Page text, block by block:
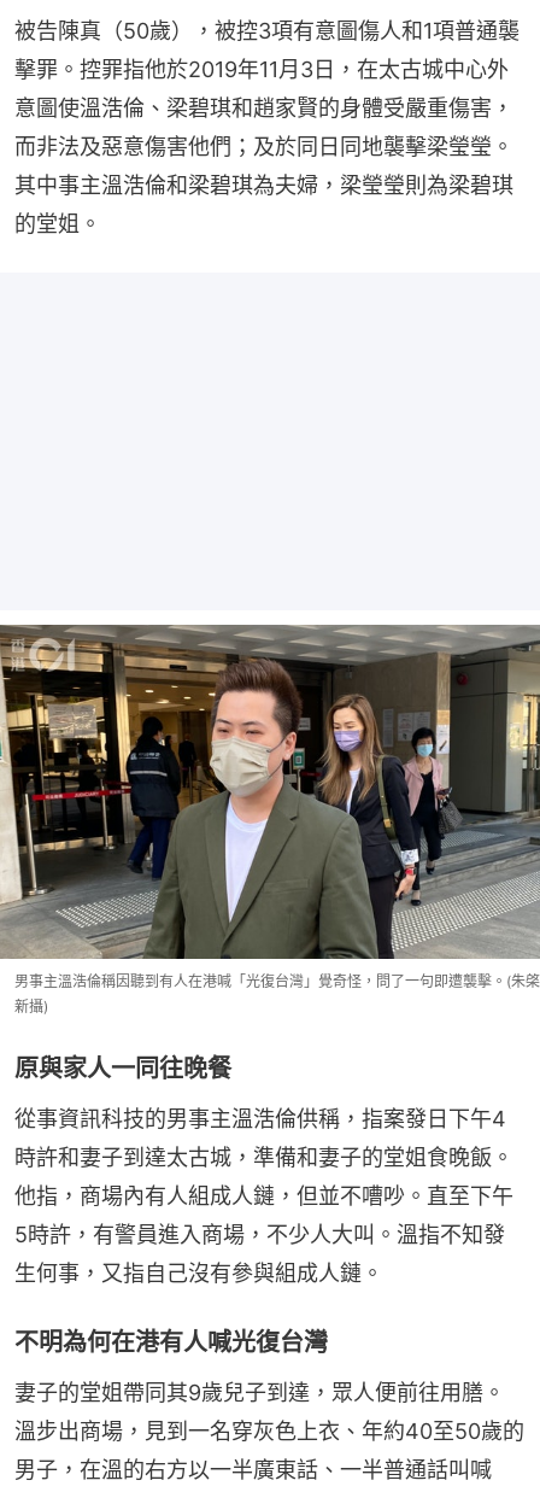
被告陳真（50歲），被控3項有意圖傷人和1項普通襲
擊罪。控罪指他於2019年11月3日，在太古城中心外
意圖使溫浩倫、梁碧琪和趙家賢的身體受嚴重傷害，
而非法及惡意傷害他們；及於同日同地襲擊梁瑩瑩。
其中事主溫浩倫和梁碧琪為夫婦，梁瑩瑩則為梁碧琪
的堂姐。
男事主溫浩倫稱因聽到有人在港喊「光復台灣」覺奇怪，問了一句即遭襲擊。(朱棨
新攝)
原與家人一同往晚餐
從事資訊科技的男事主溫浩倫供稱，指案發日下午4
時許和妻子到達太古城，準備和妻子的堂姐食晚飯。
他指，商場內有人組成人鏈，但並不嘈吵。直至下午
5時許，有警員進入商場，不少人大叫。溫指不知發
生何事，又指自己沒有參與組成人鏈。
不明為何在港有人喊光復台灣
妻子的堂姐帶同其9歲兒子到達，眾人便前往用膳。
溫步出商場，見到一名穿灰色上衣、年約40至50歲的
男子，在溫的右方以一半廣東話、一半普通話叫喊